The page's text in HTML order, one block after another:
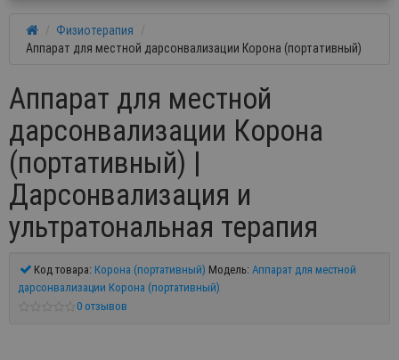
Физиотерапия
Аппарат для местной дарсонвализации Корона (портативный)
Аппарат для местной
дарсонвализации Корона
(портативный) |
Дарсонвализация и
ультратональная терапия
Код товара: Корона (портативный) Модель: Аппарат для местной
дарсонвализации Корона (портативный)
0 отзывов